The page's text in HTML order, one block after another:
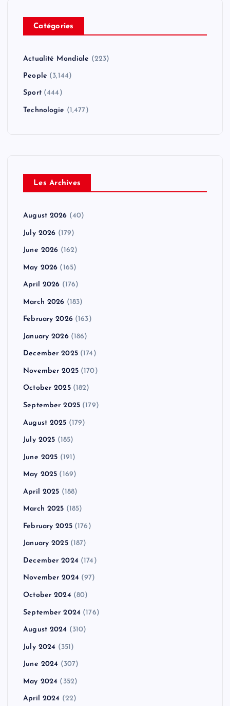
Catégories
Actualité Mondiale (223)
People (3,144)
Sport(444)
Technologie (1,477)
Les Archives
August 2026 (40)
July 2026 (179)
June 2026 (162)
May 2026 (165)
April 2026 (176)
March 2026 (183)
February 2026(163)
January 2026(186)
December 2025(174)
November 2025(170)
October 2025(182)
September 2025 (179)
August 2025 (179)
July 2025 (185)
June 2025 (191)
May 2025 (169)
April 2025 (188)
March 2025 (185)
February 2025(176)
January 2025(187)
December 2024 (174)
November 2024 (97)
October 2024 (80)
September 2024 (176)
August 2024 (310)
July 2024 (351)
June 2024 (307)
May 2024 (352)
April 2024 (22)